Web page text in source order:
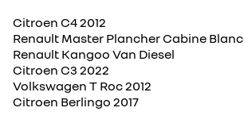
Citroen C4 2012
Renault Master Plancher Cabine Blanc
Renault Kangoo Van Diesel
Citroen C3 2022
Volkswagen T Roc 2012
Citroen Berlingo 2017